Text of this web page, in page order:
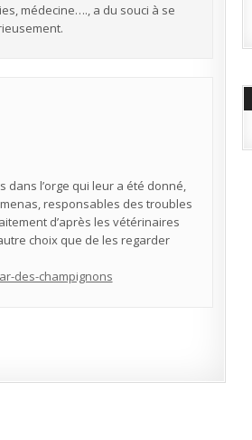
médecine…., a du souci à se
l’orge qui leur a été donné,
responsables des troubles
d’après les vétérinaires
choix que de les regarder
des-champignons